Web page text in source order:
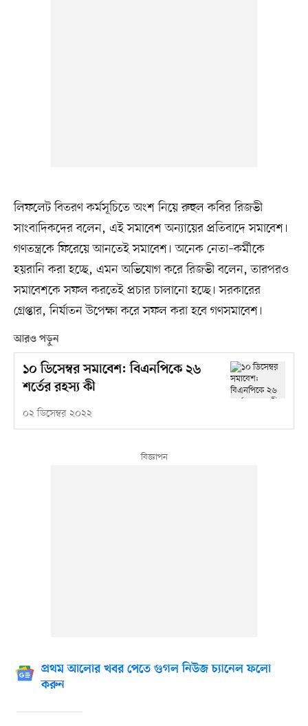
লিফলেট বিতরণ কর্মসূচিতে অংশ নিয়ে রুহুল কবির রিজভী
সাংবাদিকদের বলেন, এই সমাবেশ অন্যায়ের প্রতিবাদে সমাবেশ।
গণতন্ত্রকে ফিরেয়ে আনতেই সমাবেশ। অনেক নেতা–কর্মীকে
হয়রানি করা হচ্ছে, এমন অভিযোগ করে রিজভী বলেন, তারপরও
সমাবেশকে সফল করতেই প্রচার চালানো হচ্ছে। সরকারের
গ্রেপ্তার, নির্যাতন উপেক্ষা করে সফল করা হবে গণসমাবেশ।
আরও পড়ুন
১০ ডিসেম্বর সমাবেশ: বিএনপিকে ২৬
শর্তের রহস্য কী
০২ ডিসেম্বর ২০২২
প্রথম আলোর খবর পেতে গুগল নিউজ চ্যানেল ফলো
করুন